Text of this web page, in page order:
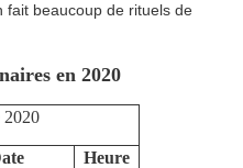
fait beaucoup de rituels de
en 2020
2020
Heure